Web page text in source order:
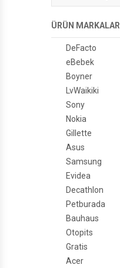
ÜRÜN MARKALARI
DeFacto
eBebek
Boyner
LvWaikiki
Sony
Nokia
Gillette
Asus
Samsung
Evidea
Decathlon
Petburada
Bauhaus
Otopits
Gratis
Acer